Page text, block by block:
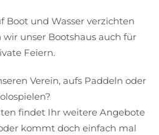
Boot und Wasser verzichten
unser Bootshaus auch für
Feiern.
Verein, aufs Paddeln oder
findet Ihr weitere Angebote
kommt doch einfach mal